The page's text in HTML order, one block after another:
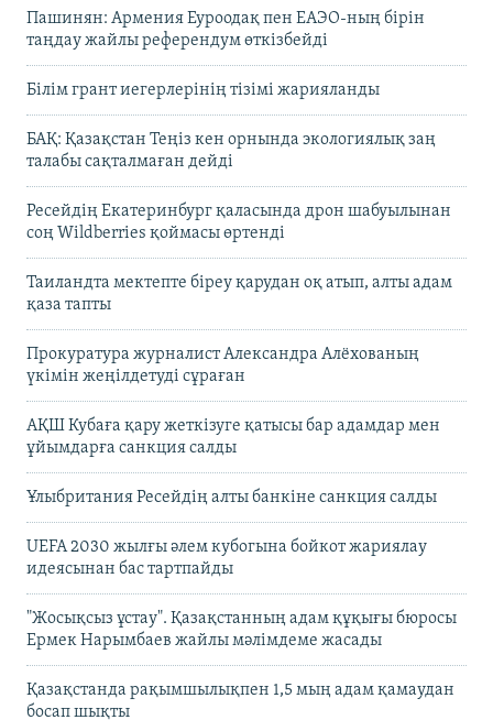
Пашинян: Армения Еуроодақ пен ЕАЭО-ның бірін
таңдау жайлы референдум өткізбейді
Білім грант иегерлерінің тізімі жарияланды
БАҚ: Қазақстан Теңіз кен орнында экологиялық заң
талабы сақталмаған дейді
Ресейдің Екатеринбург қаласында дрон шабуылынан
соң Wildberries қоймасы өртенді
Таиландта мектепте біреу қарудан оқ атып, алты адам
қаза тапты
Прокуратура журналист Александра Алёхованың
үкімін жеңілдетуді сұраған
АҚШ Кубаға қару жеткізуге қатысы бар адамдар мен
ұйымдарға санкция салды
Ұлыбритания Ресейдің алты банкіне санкция салды
UEFA 2030 жылғы әлем кубогына бойкот жариялау
идеясынан бас тартпайды
"Жосықсыз ұстау". Қазақстанның адам құқығы бюросы
Ермек Нарымбаев жайлы мәлімдеме жасады
Қазақстанда рақымшылықпен 1,5 мың адам қамаудан
босап шықты